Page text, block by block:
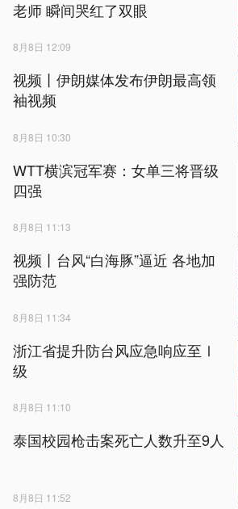
老师 瞬间哭红了双眼
8月8日 12:09
视频丨伊朗媒体发布伊朗最高领
袖视频
8月8日 10:30
WTT横滨冠军赛：女单三将晋级
四强
8月8日 11:13
视频丨台风“白海豚”逼近 各地加
强防范
8月8日 11:34
浙江省提升防台风应急响应至Ⅰ
级
8月8日 11:10
泰国校园枪击案死亡人数升至9人
8月8日 11:52